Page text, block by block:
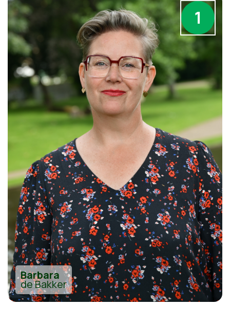
1
Barbara
de Bakker